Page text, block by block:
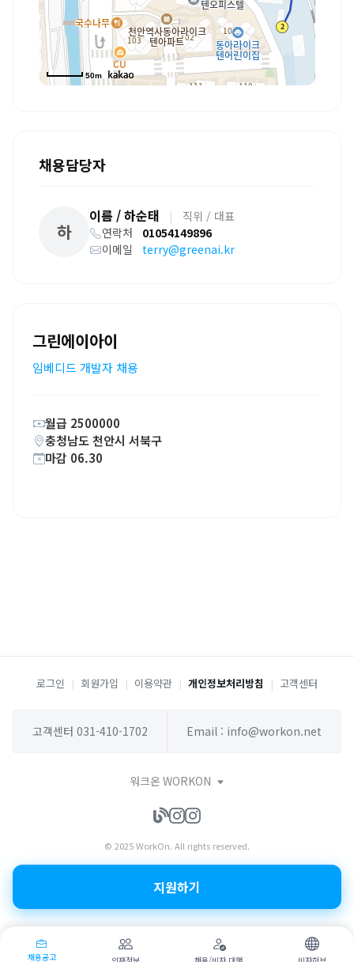
채용공고
50m
채용담당자
하
이름 / 하순태 |
직위 / 대표
연락처 01054149896
이메일 terry@greenai.kr
그린에이아이
임베디드 개발자 채용
월급 2500000
충청남도 천안시 서북구
마감 06.30
지원하기
로그인 | 회원가입 | 이용약관 | 개인정보처리방침 | 고객센터
고객센터 031-410-1702 Email : info@workon.net
워크온 WORKON
© 2025 WorkOn. All rights reserved.